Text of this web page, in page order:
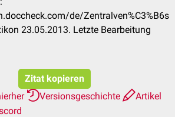
de/Zentralven%C3%B6s
23.05.2013. Letzte Bearbeitung
Zitat kopieren
Versionsgeschichte
Artikel